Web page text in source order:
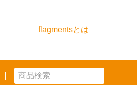
flagmentsとは